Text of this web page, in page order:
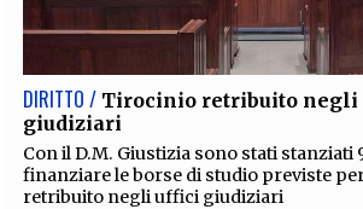
DIRITTO / Tirocinio retribuito negli
giudiziari
Con il D.M. Giustizia sono stati stanziati
finanziare le borse di studio previste
retribuito negli uffici giudiziari